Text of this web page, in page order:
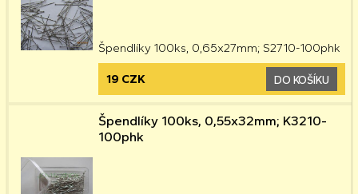
Špendlíky 100ks, 0,65x27mm; S2710-100phk
19 CZK DO KOŠÍKU
Špendlíky 100ks, 0,55x32mm; K3210-
100phk